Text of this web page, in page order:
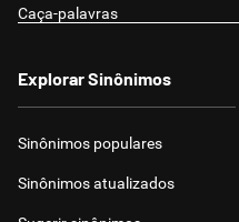
Caça-palavras
Explorar Sinônimos
Sinônimos populares
Sinônimos atualizados